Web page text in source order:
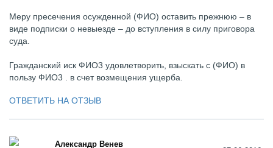
Меру пресечения осужденной (ФИО) оставить прежнюю – в
виде подписки о невыезде – до вступления в силу приговора
суда.
Гражданский иск ФИО3 удовлетворить, взыскать с (ФИО) в
пользу ФИО3 . в счет возмещения ущерба.
ОТВЕТИТЬ НА ОТЗЫВ
Александр Венев